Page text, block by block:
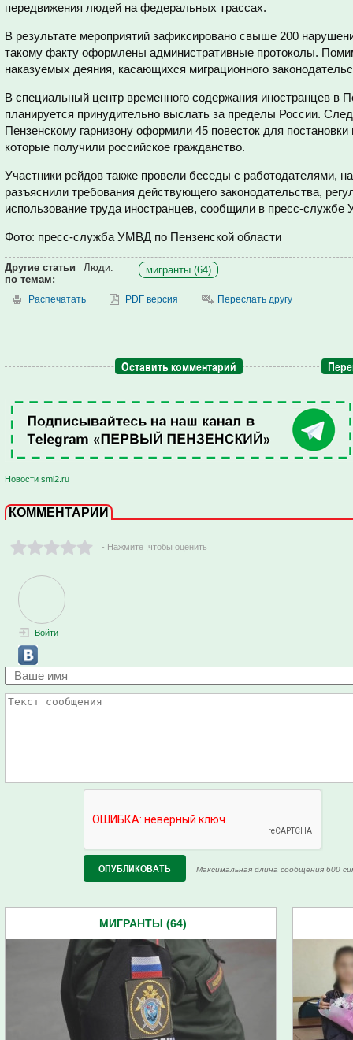
передвижения людей на федеральных трассах.
В результате мероприятий зафиксировано свыше 200
такому факту оформлены административные протоколы.
наказуемых деяния, касающихся миграционного
В специальный центр временного содержания иностранцев в
планируется принудительно выслать за пределы России.
Пензенскому гарнизону оформили 45 повесток для
которые получили российское гражданство.
Участники рейдов также провели беседы с работодателями,
разъяснили требования действующего законодательства,
использование труда иностранцев, сообщили в пресс-
Фото: пресс-служба УМВД по Пензенской области
Другие статьи
по темам:
Люди: мигранты (64)
Распечатать PDF версия Переслать другу
Оставить комментарий
Новости smi2.ru
КОММЕНТАРИИ
- Нажмите ,чтобы оценить
Войти
Максимальная длина сообщения 600
МИГРАНТЫ (64)